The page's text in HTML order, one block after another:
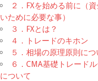
２．FXを始める前に（
いために必要な事）
３．FXとは？
４．トレードのキホン
５．相場の原理原則につ
６．CMA基礎トレード
について